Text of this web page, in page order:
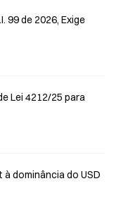
99 de 2026, Exige
Lei 4212/25 para
dominância do USD